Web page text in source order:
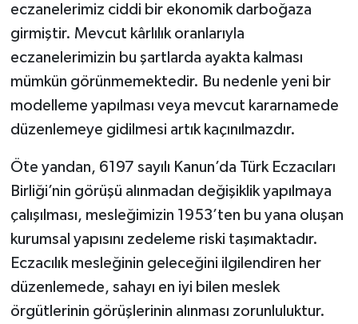
eczanelerimiz ciddi bir ekonomik darboğaza
girmiştir. Mevcut kârlılık oranlarıyla
eczanelerimizin bu şartlarda ayakta kalması
mümkün görünmemektedir. Bu nedenle yeni bir
modelleme yapılması veya mevcut kararnamede
düzenlemeye gidilmesi artık kaçınılmazdır.
Öte yandan, 6197 sayılı Kanun’da Türk Eczacıları
Birliği’nin görüşü alınmadan değişiklik yapılmaya
çalışılması, mesleğimizin 1953’ten bu yana oluşan
kurumsal yapısını zedeleme riski taşımaktadır.
Eczacılık mesleğinin geleceğini ilgilendiren her
düzenlemede, sahayı en iyi bilen meslek
örgütlerinin görüşlerinin alınması zorunluluktur.